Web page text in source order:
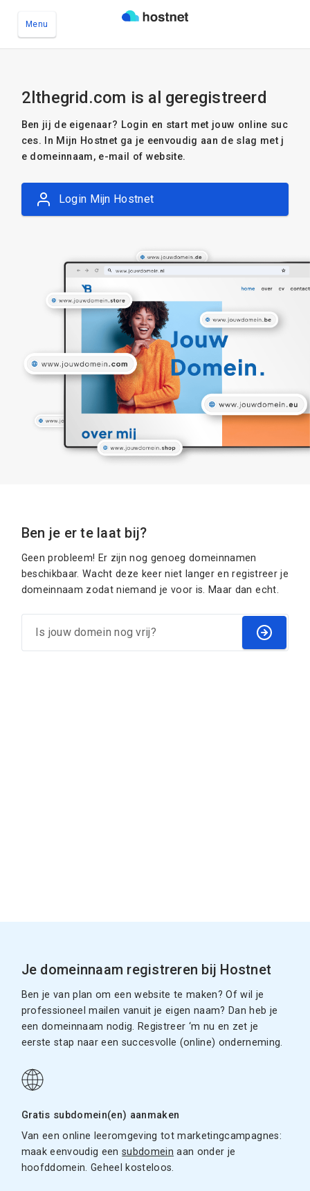
Menu
2lthegrid.com is al geregistreerd
Ben jij de eigenaar? Login en start met jouw online suc
ces. In Mijn Hostnet ga je eenvoudig aan de slag met j
e domeinnaam, e-mail of website.
Login Mijn Hostnet
Ben je er te laat bij?
Geen probleem! Er zijn nog genoeg domeinnamen
beschikbaar. Wacht deze keer niet langer en registreer je
domeinnaam zodat niemand je voor is. Maar dan echt.
Je domeinnaam registreren bij Hostnet
Ben je van plan om een website te maken? Of wil je
professioneel mailen vanuit je eigen naam? Dan heb je
een domeinnaam nodig. Registreer ‘m nu en zet je
eerste stap naar een succesvolle (online) onderneming.
Gratis subdomein(en) aanmaken
Van een online leeromgeving tot marketingcampagnes:
maak eenvoudig eensubdomein aan onder je
hoofddomein. Geheel kosteloos.